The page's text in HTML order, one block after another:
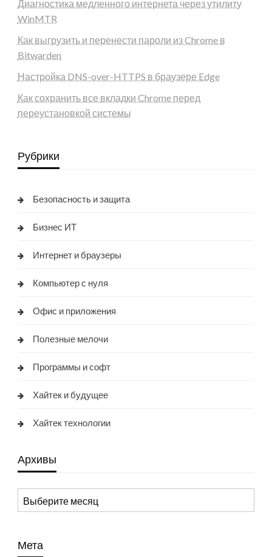
Диагностика медленного интернета через утилиту
WinMTR
Как выгрузить и перенести пароли из Chrome в
Bitwarden
Настройка DNS-over-HTTPS в браузере Edge
Как сохранить все вкладки Chrome перед
переустановкой системы
Рубрики
Безопасность и защита
Бизнес ИТ
Интернет и браузеры
Компьютер с нуля
Офис и приложения
Полезные мелочи
Программы и софт
Хайтек и будущее
Хайтек технологии
Архивы
Архивы
Мета